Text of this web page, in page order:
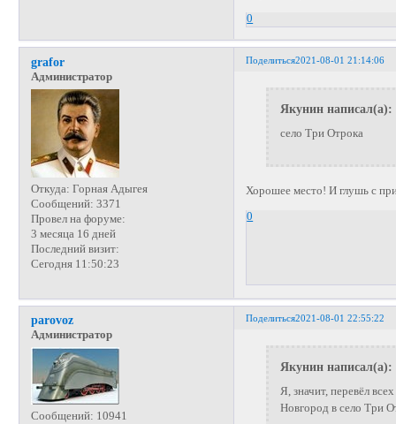
0
Поделиться2021-08-01 21:14:06
grafor
Администратор
Откуда: Горная Адыгея
Сообщений: 3371
Провел на форуме:
3 месяца 16 дней
Последний визит:
Сегодня 11:50:23
Якунин написал(а):
село Три Отрока
Хорошее место! И глушь с
0
Поделиться2021-08-01 22:55:22
parovoz
Администратор
Сообщений: 10941
Якунин написал(а):
Я, значит, перевёл
Новгород в село Три